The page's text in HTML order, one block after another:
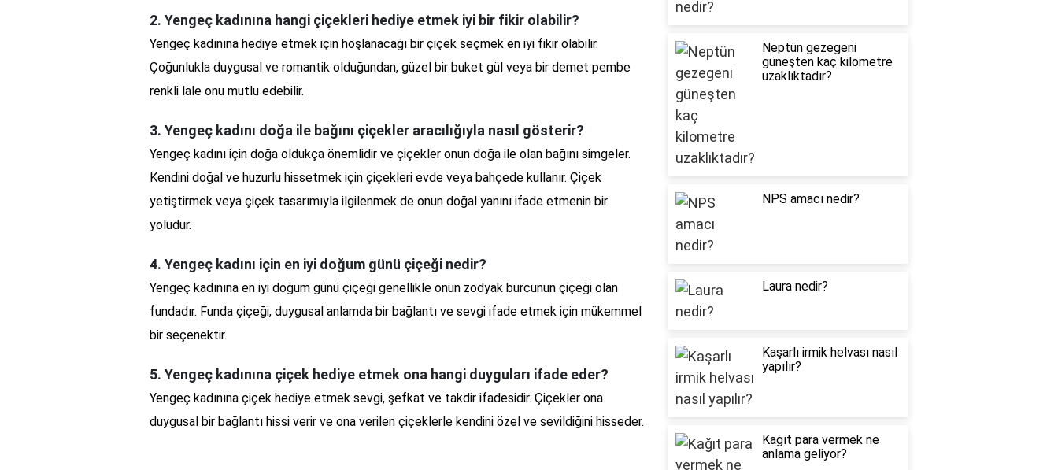
2. Yengeç kadınına hangi çiçekleri hediye etmek iyi bir fikir olabilir?
Yengeç kadınına hediye etmek için hoşlanacağı bir çiçek seçmek en iyi fikir olabilir.
Çoğunlukla duygusal ve romantik olduğundan, güzel bir buket gül veya bir demet pembe
renkli lale onu mutlu edebilir.
3. Yengeç kadını doğa ile bağını çiçekler aracılığıyla nasıl gösterir?
Yengeç kadını için doğa oldukça önemlidir ve çiçekler onun doğa ile olan bağını simgeler.
Kendini doğal ve huzurlu hissetmek için çiçekleri evde veya bahçede kullanır. Çiçek
yetiştirmek veya çiçek tasarımıyla ilgilenmek de onun doğal yanını ifade etmenin bir
yoludur.
4. Yengeç kadını için en iyi doğum günü çiçeği nedir?
Yengeç kadınına en iyi doğum günü çiçeği genellikle onun zodyak burcunun çiçeği olan
fundadır. Funda çiçeği, duygusal anlamda bir bağlantı ve sevgi ifade etmek için mükemmel
bir seçenektir.
5. Yengeç kadınına çiçek hediye etmek ona hangi duyguları ifade eder?
Yengeç kadınına çiçek hediye etmek sevgi, şefkat ve takdir ifadesidir. Çiçekler ona
duygusal bir bağlantı hissi verir ve ona verilen çiçeklerle kendini özel ve sevildiğini hisseder.
Neptün gezegeni
güneşten kaç kilometre
uzaklıktadır?
NPS amacı nedir?
Laura nedir?
Kaşarlı irmik helvası nasıl
yapılır?
Kağıt para vermek ne
anlama geliyor?